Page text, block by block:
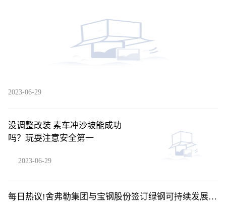
2023-06-29
没调整改装 素车冲沙坡能成功
吗？玩耍注意安全第一
2023-06-29
每日热议!舍弗勒集团与宝钢股份签订绿钢可持续发展战